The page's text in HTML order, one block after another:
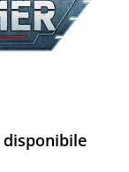
disponibile